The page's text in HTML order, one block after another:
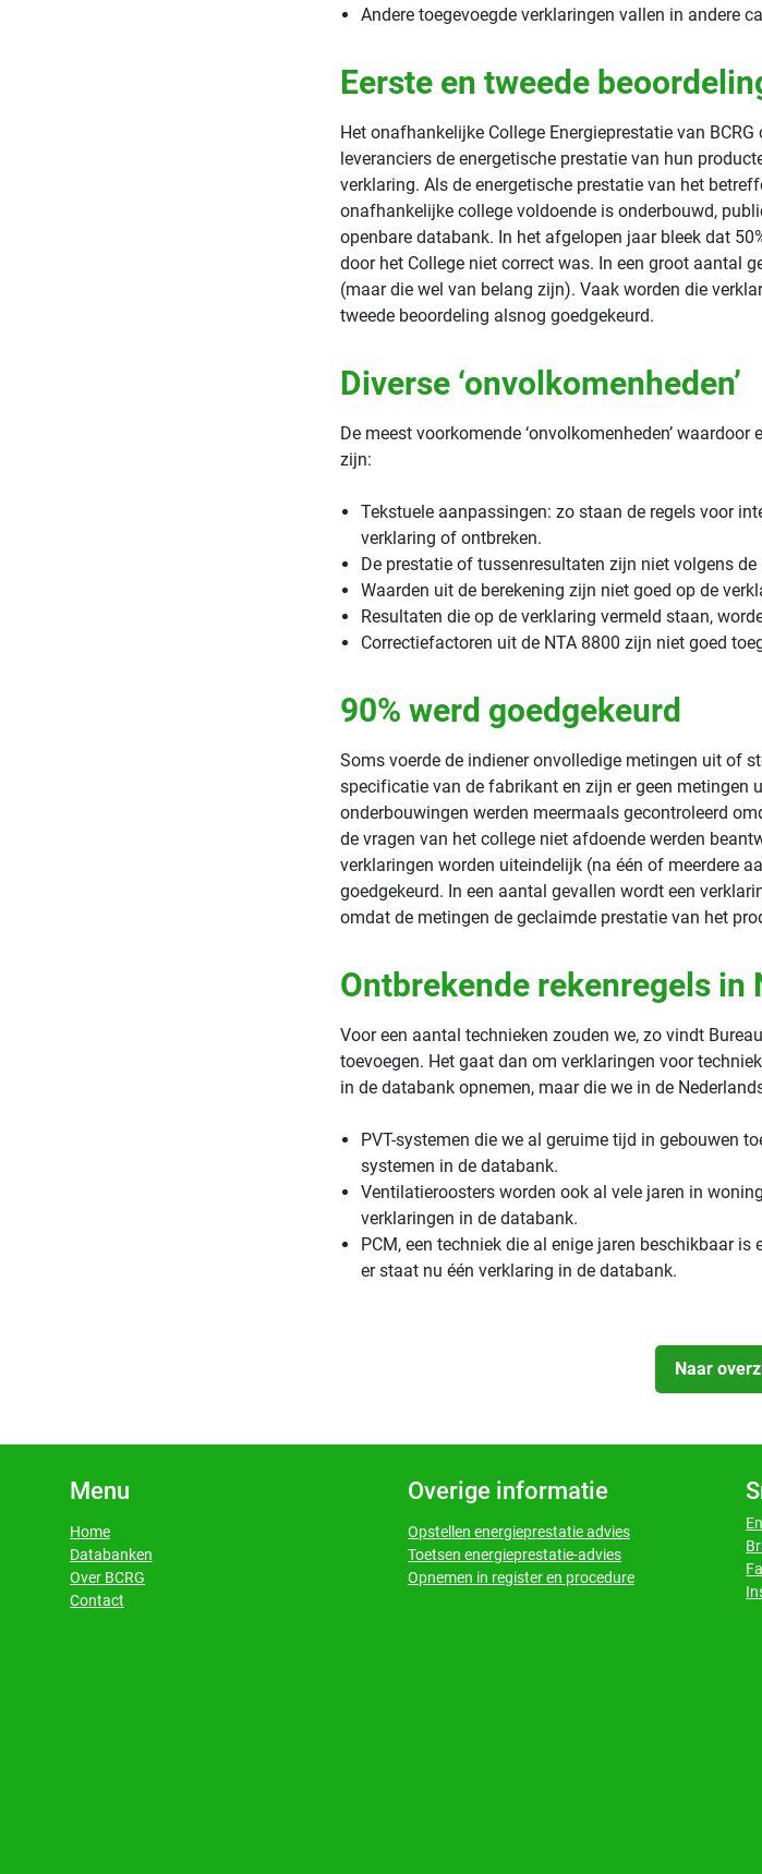
Andere toegevoegde verklaringen vallen in andere
Eerste en tweede
Het onafhankelijke College Energieprestatie van
leveranciers de energetische prestatie van hun
verklaring. Als de energetische prestatie van het
onafhankelijke college voldoende is onderbouwd,
openbare databank. In het afgelopen jaar bleek dat
door het College niet correct was. In een groot aantal
(maar die wel van belang zijn). Vaak worden die
tweede beoordeling alsnog goedgekeurd.
Diverse ‘onvolkomenheden’
De meest voorkomende ‘onvolkomenheden’
zijn:
Tekstuele aanpassingen: zo staan de regels voor
verklaring of ontbreken.
De prestatie of tussenresultaten zijn niet volgens
Waarden uit de berekening zijn niet goed op de
Resultaten die op de verklaring vermeld staan,
Correctiefactoren uit de NTA 8800 zijn niet goed
90% werd goedgekeurd
Soms voerde de indiener onvolledige metingen uit of
specificatie van de fabrikant en zijn er geen metingen
onderbouwingen werden meermaals gecontroleerd
de vragen van het college niet afdoende werden
verklaringen worden uiteindelijk (na één of meerdere
goedgekeurd. In een aantal gevallen wordt een
omdat de metingen de geclaimde prestatie van het
Ontbrekende rekenregels in
Voor een aantal technieken zouden we, zo vindt
toevoegen. Het gaat dan om verklaringen voor
in de databank opnemen, maar die we in de
PVT-systemen die we al geruime tijd in gebouwen
systemen in de databank.
Ventilatieroosters worden ook al vele jaren in
verklaringen in de databank.
PCM, een techniek die al enige jaren beschikbaar
er staat nu één verklaring in de databank.
Naar
Menu
Home
Databanken
​​​​​​​Over BCRG
​​​​​​​Contact
Overige informatie
Opstellen energieprestatie advies
Toetsen energieprestatie-advies
Opnemen in register en procedure